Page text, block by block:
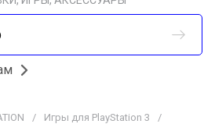
/ Игры для PlayStation 3
/